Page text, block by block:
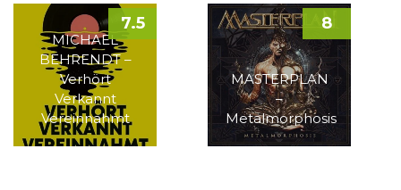
MICHAEL
BEHRENDT –
Verhört
Verkannt
Vereinnahmt
7.5
MASTERPLAN
–
Metalmorphosis
8